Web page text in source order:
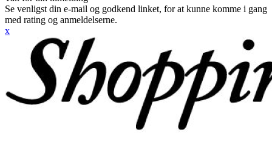
Se venligst din e-mail og godkend linket, for at kunne komme i gang
med rating og anmeldelserne.
x